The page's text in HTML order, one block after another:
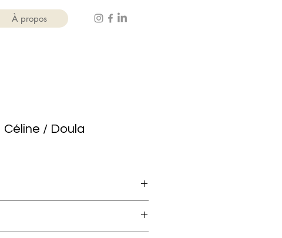
À propos
Céline / Doula